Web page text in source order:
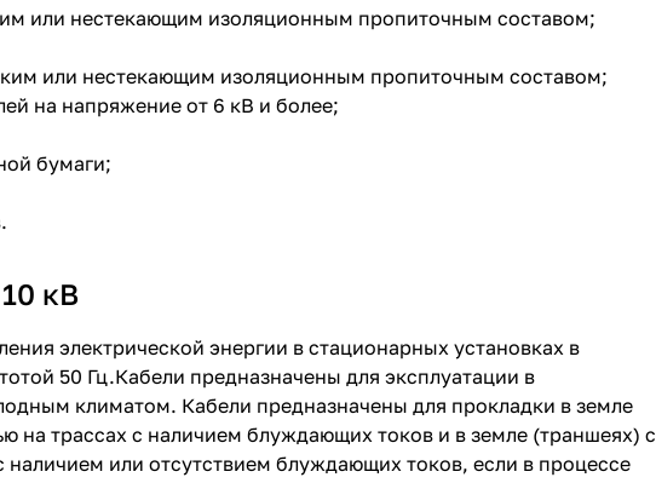
или нестекающим изоляционным пропиточным составом;
или нестекающим изоляционным пропиточным составом;
на напряжение от 6 кВ и более;
бумаги;
кВ
электрической энергии в стационарных установках в
50 Гц.Кабели предназначены для эксплуатации в
климатом. Кабели предназначены для прокладки в земле
на трассах с наличием блуждающих токов и в земле (траншеях) с
или отсутствием блуждающих токов, если в процессе